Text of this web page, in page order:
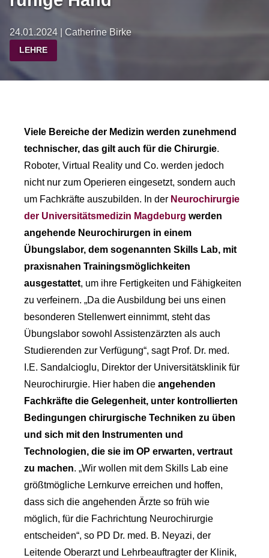
24.01.2024 | Catherine Birke
LEHRE
Viele Bereiche der Medizin werden zunehmend
technischer, das gilt auch für die Chirurgie.
Roboter, Virtual Reality und Co. werden jedoch
nicht nur zum Operieren eingesetzt, sondern auch
um Fachkräfte auszubilden. In der Neurochirurgie
der Universitätsmedizin Magdeburg werden
angehende Neurochirurgen in einem
Übungslabor, dem sogenannten Skills Lab, mit
praxisnahen Trainingsmöglichkeiten
ausgestattet, um ihre Fertigkeiten und Fähigkeiten
zu verfeinern. „Da die Ausbildung bei uns einen
besonderen Stellenwert einnimmt, steht das
Übungslabor sowohl Assistenzärzten als auch
Studierenden zur Verfügung“, sagt Prof. Dr. med.
I.E. Sandalcioglu, Direktor der Universitätsklinik für
Neurochirurgie. Hier haben die angehenden
Fachkräfte die Gelegenheit, unter kontrollierten
Bedingungen chirurgische Techniken zu üben
und sich mit den Instrumenten und
Technologien, die sie im OP erwarten, vertraut
zu machen. „Wir wollen mit dem Skills Lab eine
größtmögliche Lernkurve erreichen und hoffen,
dass sich die angehenden Ärzte so früh wie
möglich, für die Fachrichtung Neurochirurgie
entscheiden“, so PD Dr. med. B. Neyazi, der
Leitende Oberarzt und Lehrbeauftragter der Klinik,